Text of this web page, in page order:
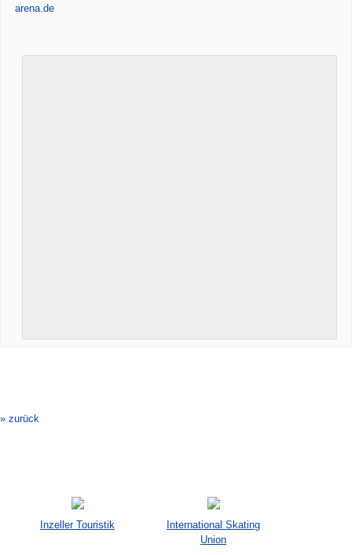
arena.de
» zurück
Inzeller Touristik
International Skating
Union